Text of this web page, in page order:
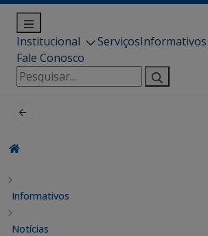
Institucional ServiçosInformativos
Fale Conosco
Pesquisar
por:
Informativos
Notícias